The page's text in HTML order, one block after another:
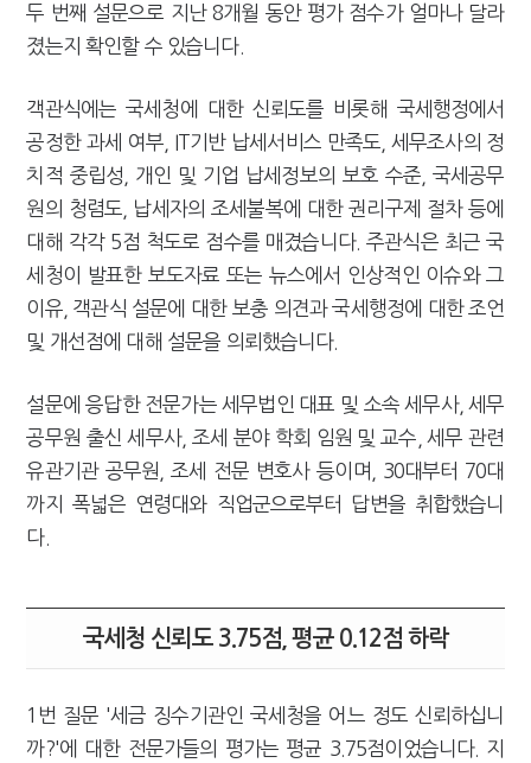
두 번째 설문으로 지난 8개월 동안 평가 점수가 얼마나 달라
졌는지 확인할 수 있습니다.
객관식에는 국세청에 대한 신뢰도를 비롯해 국세행정에서
공정한 과세 여부, IT기반 납세서비스 만족도, 세무조사의 정
치적 중립성, 개인 및 기업 납세정보의 보호 수준, 국세공무
원의 청렴도, 납세자의 조세불복에 대한 권리구제 절차 등에
대해 각각 5점 척도로 점수를 매겼습니다. 주관식은 최근 국
세청이 발표한 보도자료 또는 뉴스에서 인상적인 이슈와 그
이유, 객관식 설문에 대한 보충 의견과 국세행정에 대한 조언
및 개선점에 대해 설문을 의뢰했습니다.
설문에 응답한 전문가는 세무법인 대표 및 소속 세무사, 세무
공무원 출신 세무사, 조세 분야 학회 임원 및 교수, 세무 관련
유관기관 공무원, 조세 전문 변호사 등이며, 30대부터 70대
까지 폭넓은 연령대와 직업군으로부터 답변을 취합했습니
다.
국세청 신뢰도 3.75점, 평균 0.12점 하락
1번 질문 '세금 징수기관인 국세청을 어느 정도 신뢰하십니
까?'에 대한 전문가들의 평가는 평균 3.75점이었습니다. 지